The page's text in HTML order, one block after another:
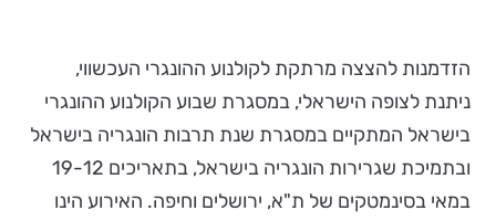
הזדמנות להצצה מרתקת לקולנוע ההונגרי העכשווי,
ניתנת לצופה הישראלי, במסגרת שבוע הקולנוע ההונגרי
בישראל המתקיים במסגרת שנת תרבות הונגריה בישראל
ובתמיכת שגרירות הונגריה בישראל, בתאריכים 19-12
במאי בסינמטקים של ת"א, ירושלים וחיפה. האירוע הינו